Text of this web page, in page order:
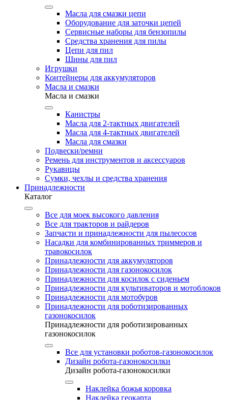
Масла для смазки цепи
Оборудование для заточки цепей
Сервисные наборы для бензопилы
Средства хранения для пилы
Цепи для пил
Шины для пил
Игрушки
Контейнеры для аккумуляторов
Масла и смазки
Масла и смазки
Канистры
Масла для 2-тактных двигателей
Масла для 4-тактных двигателей
Масла для смазки
Подвески/ремни
Ремень для инструментов и аксессуаров
Рукавицы
Сумки, чехлы и средства хранения
Принадлежности
Каталог
Все для моек высокого давления
Все для тракторов и райдеров
Запчасти и принадлежности для пылесосов
Насадки для комбинированных триммеров и
травокосилок
Принадлежности для аккумуляторов
Принадлежности для газонокосилок
Принадлежности для косилок с сиденьем
Принадлежности для культиваторов и мотоблоков
Принадлежности для мотобуров
Принадлежности для роботизированных
газонокосилок
Принадлежности для роботизированных
газонокосилок
Все для установки роботов-газонокосилок
Дизайн робота-газонокосилки
Дизайн робота-газонокосилки
Наклейка божья коровка
Наклейка геокарта